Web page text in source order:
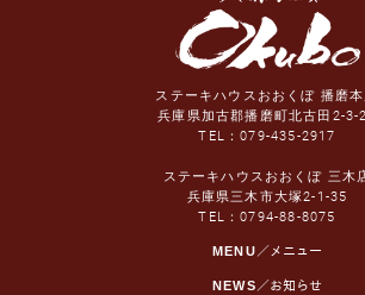
ステーキハウスおおくぼ 播磨本
兵庫県加古郡播磨町北古田2-3-
TEL：079-435-2917
ステーキハウスおおくぼ 三木
兵庫県三木市大塚2-1-35
TEL：0794-88-8075
MENU ／メニュー
NEWS ／お知らせ